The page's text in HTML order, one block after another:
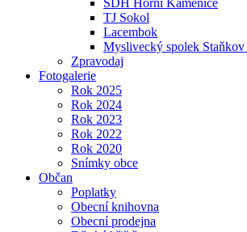
SDH Horní Kamenice
TJ Sokol
Lacembok
Myslivecký spolek
Zpravodaj
Fotogalerie
Rok 2025
Rok 2024
Rok 2023
Rok 2022
Rok 2020
Snímky obce
Občan
Poplatky
Obecní knihovna
Obecní prodejna